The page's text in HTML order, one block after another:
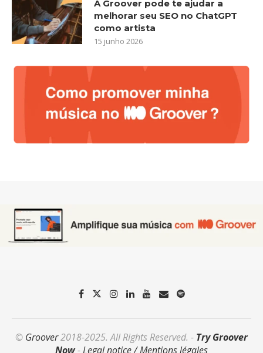
A Groover pode te ajudar a
melhorar seu SEO no ChatGPT
como artista
15 junho 2026
© Groover2018-2025. All Rights Reserved. - Try Groover
Now- Legal notice / Mentions légales